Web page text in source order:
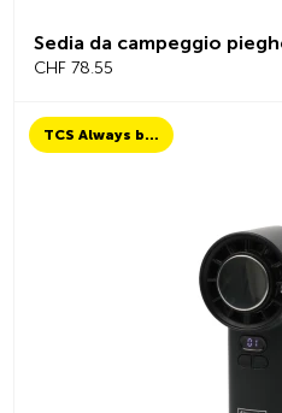
Sedia da campeggio
CHF 78.55
TCS Always by my side